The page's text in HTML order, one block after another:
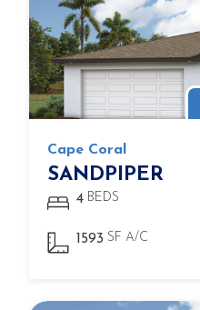
Cape Coral
SANDPIPER
4 BEDS
1593 SF A/C